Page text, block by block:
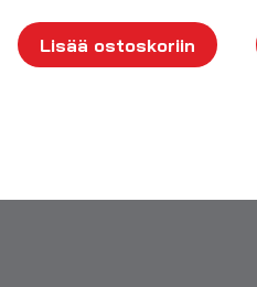
Lisää ostoskoriin